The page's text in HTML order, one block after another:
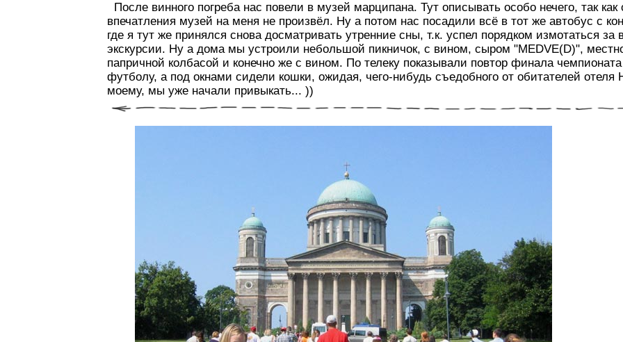
После винного погреба нас повели в музей марципана. Тут описывать особо нечего, так как
впечатления музей на меня не произвёл. Ну а потом нас посадили всё в тот же автобус с
где я тут же принялся снова досматривать утренние сны, т.к. успел порядком измотаться за
экскурсии. Ну а дома мы устроили небольшой пикничок, с вином, сыром "MEDVE(D)",
папричной колбасой и конечно же с вином. По телеку показывали повтор финала
футболу, а под окнами сидели кошки, ожидая, чего-нибудь съедобного от обитателей отеля
моему, мы уже начали привыкать... ))